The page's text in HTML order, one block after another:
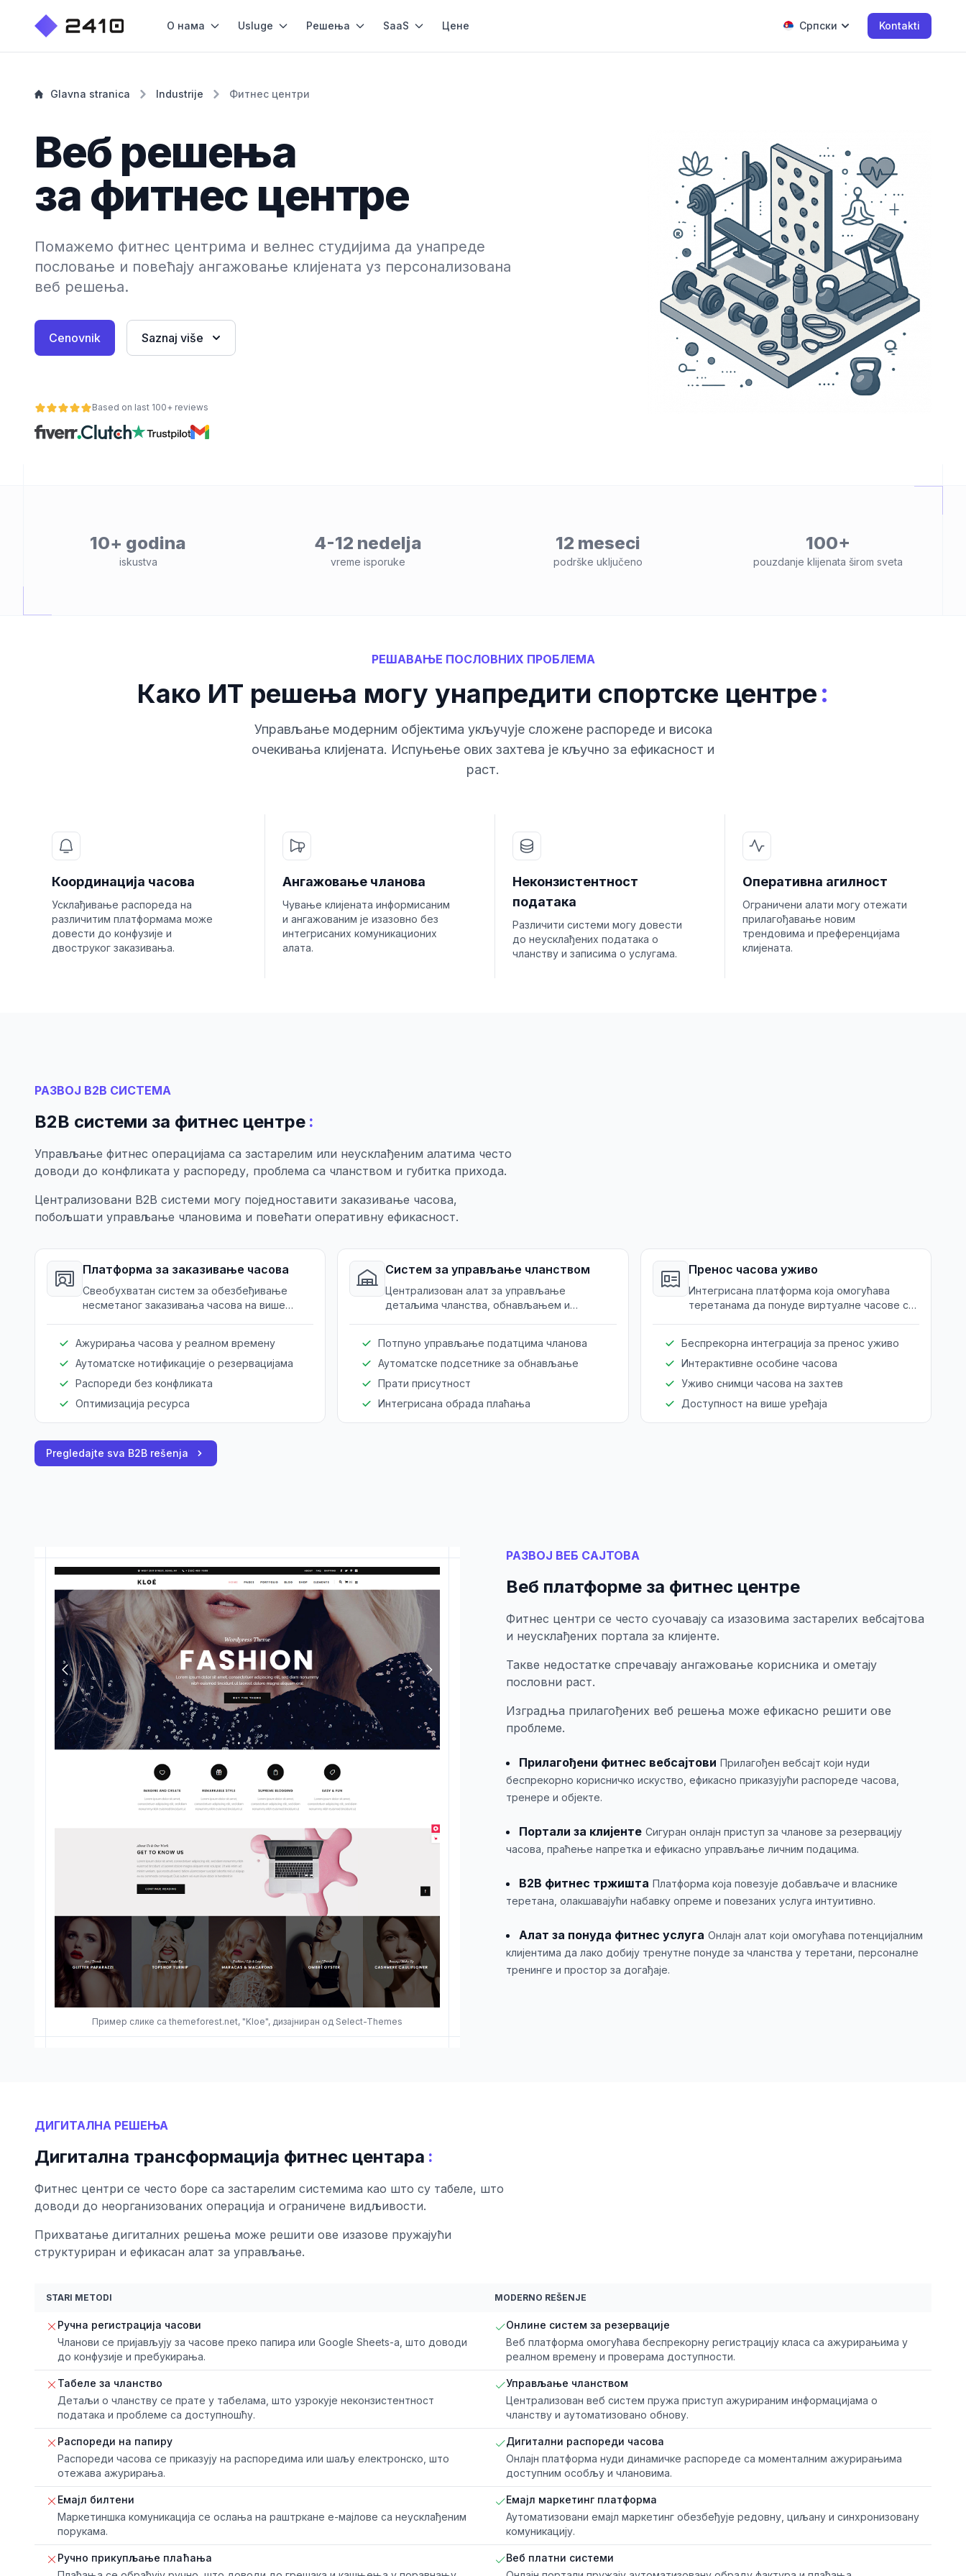
О нама Usluge Решења SaaS Цене Српски Kontakti
Glavna stranica Industrije Фитнес центри
Веб решења
за фитнес центре
Помажемо фитнес центрима и велнес студијима да унапреде
пословање и повећају ангажовање клијената уз персонализована
веб решења.
Cenovnik Saznaj više
Based on last 100+ reviews
10+ godina
iskustva
4-12 nedelja
vreme isporuke
12 meseci
podrške uključeno
100+
pouzdanje klijenata širom sveta
РЕШАВАЊЕ ПОСЛОВНИХ ПРОБЛЕМА
Како ИТ решења могу унапредити спортске центре:
Управљање модерним објектима укључује сложене распореде и висока
очекивања клијената. Испуњење ових захтева је кључно за ефикасност и
раст.
Координација часова
Усклађивање распореда на
различитим платформама може
довести до конфузије и
двоструког заказивања.
Ангажовање чланова
Чување клијената информисаним
и ангажованим је изазовно без
интегрисаних комуникационих
алата.
Неконзистентност
података
Различити системи могу довести
до неусклађених података о
чланству и записима о услугама.
Оперативна агилност
Ограничени алати могу отежати
прилагођавање новим
трендовима и преференцијама
клијената.
РАЗВОЈ B2B СИСТЕМА
B2B системи за фитнес центре :
Управљање фитнес операцијама са застарелим или неусклађеним алатима често
доводи до конфликата у распореду, проблема са чланством и губитка прихода.
Централизовани B2B системи могу поједноставити заказивање часова,
побољшати управљање члановима и повећати оперативну ефикасност.
Платформа за заказивање часова
Свеобухватан систем за обезбеђивање
несметаног заказивања часова на више
ресурсе.
Ажурирања часова у реалном времену
Аутоматске нотификације о резервацијама
Распореди без конфликата
Оптимизација ресурса
Систем за управљање чланством
Централизован алат за управљање
детаљима чланства, обнављањем и
клијентима.
Потпуно управљање податцима чланова
Аутоматске подсетнике за обнављање
Прати присутност
Интегрисана обрада плаћања
Пренос часова уживо
Интегрисана платформа која омогућава
теретанама да понуде виртуалне часове са
Беспрекорна интеграција за пренос уживо
Интерактивне особине часова
Уживо снимци часова на захтев
Доступност на више уређаја
Pregledajte sva B2B rešenja
Пример слике са themeforest.net, "Kloe", дизајниран од Select-Themes
РАЗВОЈ ВЕБ САЈТОВА
Веб платформе за фитнес центре
Фитнес центри се често суочавају са изазовима застарелих вебсајтова
и неусклађених портала за клијенте.
Такве недостатке спречавају ангажовање корисника и ометају
пословни раст.
Изградња прилагођених веб решења може ефикасно решити ове
проблеме.
Прилагођени фитнес вебсајтови Прилагођен вебсајт који нуди
беспрекорно корисничко искуство, ефикасно приказујући распореде часова,
тренере и објекте.
Портали за клијенте Сигуран онлајн приступ за чланове за резервацију
часова, праћење напретка и ефикасно управљање личним подацима.
B2B фитнес тржишта Платформа која повезује добављаче и власнике
теретана, олакшавајући набавку опреме и повезаних услуга интуитивно.
Алат за понуда фитнес услуга Онлајн алат који омогућава потенцијалним
клијентима да лако добију тренутне понуде за чланства у теретани, персоналне
тренинге и простор за догађаје.
ДИГИТАЛНА РЕШЕЊА
Дигитална трансформација фитнес центара :
Фитнес центри се често боре са застарелим системима као што су табеле, што
доводи до неорганизованих операција и ограничене видљивости.
Прихватање дигиталних решења може решити ове изазове пружајући
структуриран и ефикасан алат за управљање.
STARI METODI MODERNO REŠENJE
Ручна регистрација часови
Чланови се пријављују за часове преко папира или Google Sheets-а, што доводи
до конфузије и пребукирања.
Онлине систем за резервације
Веб платформа омогућава беспрекорну регистрацију класа са ажурирањима у
реалном времену и проверама доступности.
Табеле за чланство
Детаљи о чланству се прате у табелама, што узрокује неконзистентност
података и проблеме са доступношћу.
Управљање чланством
Централизован веб систем пружа приступ ажурираним информацијама о
чланству и аутоматизовано обнову.
Распореди на папиру
Распореди часова се приказују на распоредима или шаљу електронско, што
отежава ажурирања.
Дигитални распореди часова
Онлајн платформа нуди динамичке распореде са моменталним ажурирањима
доступним особљу и члановима.
Емајл билтени
Маркетиншка комуникација се ослања на раштркане е-мајлове са неусклађеним
порукама.
Емајл маркетинг платформа
Аутоматизовани емајл маркетинг обезбеђује редовну, циљану и синхронизовану
комуникацију.
Ручно прикупљање плаћања
Веб платни системи